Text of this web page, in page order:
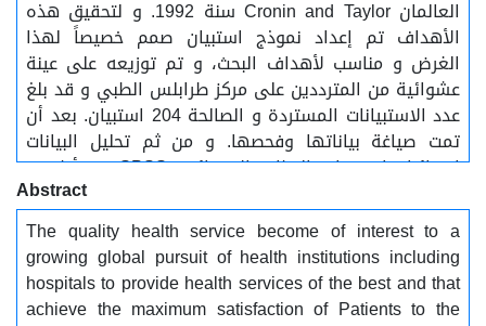
العالمان Cronin and Taylor سنة 1992. و لتحقيق هذه
الأهداف تم إعداد نموذج استبيان صمم خصيصاً لهذا
الغرض و مناسب لأهداف البحث، و تم توزيعه على عينة
عشوائية من المترددين على مركز طرابلس الطبي و قد بلغ
عدد الاستبيانات المستردة و الصالحة 204 استبيان. بعد أن
تمت صياغة بياناتها وفحصها. و من ثم تحليل البيانات
إحصائيا باستخدام النظام الإحصائي SPSS. و أظهرت
النتائج المستخلصة من إجابة المترددين أن مستوى رضا
المترددين على مركز طرابلس الطبي على جودة الخدمات
الصحية المساعدة يتراوح بين القبول و عدم القبول. و
أظهرت النتائج أيضاً أنه يوجد فعلاً قسم متخصص بالتوثيق
و الإحصاء الطبي و لكن وظيفته الرئيسية الإحصاءات
Abstract
The quality health service become of interest to a
growing global pursuit of health institutions including
hospitals to provide health services of the best and that
achieve the maximum satisfaction of Patients to the